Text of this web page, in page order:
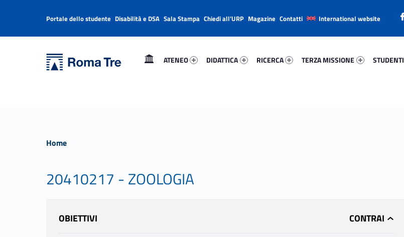
Università Roma Tre
ATENEO
DIDATTICA
RICERCA
TERZA MISSIONE
STUDENTI
Header info sidebar
Portale dello studente Disabilità e DSA Sala Stampa Chiedi all’URP Magazine Contatti International website
Home
20410217 - ZOOLOGIA
OBIETTIVI